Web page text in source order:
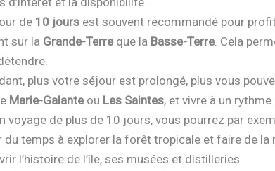
de 10 jours est souvent recommandé pour
sur la Grande-Terreque la Basse-Terre. Cela
plus votre séjour est prolongé, plus vous
Marie-Galanteou Les Saintes, et vivre à un
voyage de plus de 10 jours, vous pourrez par
du temps à explorer la forêt tropicale et faire de la
l’histoire de l’île, ses musées et distilleries